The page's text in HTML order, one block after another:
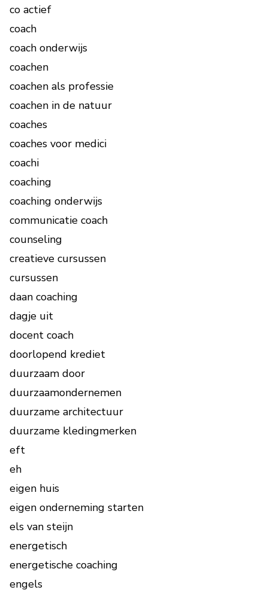
co actief
coach
coach onderwijs
coachen
coachen als professie
coachen in de natuur
coaches
coaches voor medici
coachi
coaching
coaching onderwijs
communicatie coach
counseling
creatieve cursussen
cursussen
daan coaching
dagje uit
docent coach
doorlopend krediet
duurzaam door
duurzaamondernemen
duurzame architectuur
duurzame kledingmerken
eft
eh
eigen huis
eigen onderneming starten
els van steijn
energetisch
energetische coaching
engels